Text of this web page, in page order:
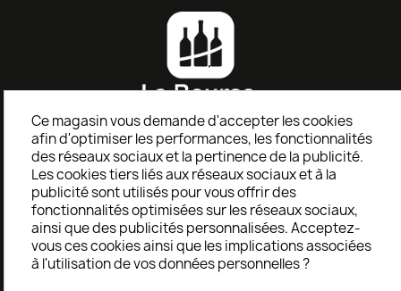
AIDE
Service client
Formulaire de retour
TERMES
Ce magasin vous demande d'accepter les cookies
afin d'optimiser les performances, les fonctionnalités
des réseaux sociaux et la pertinence de la publicité.
Les cookies tiers liés aux réseaux sociaux et à la
publicité sont utilisés pour vous offrir des
fonctionnalités optimisées sur les réseaux sociaux,
ainsi que des publicités personnalisées. Acceptez-
vous ces cookies ainsi que les implications associées
à l'utilisation de vos données personnelles ?